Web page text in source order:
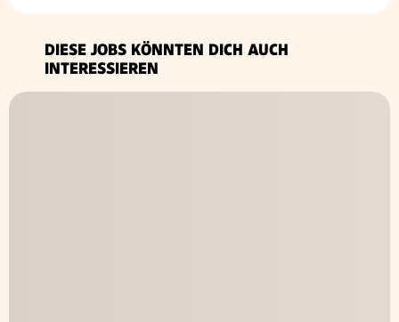
DIESE JOBS KÖNNTEN DICH AUCH
INTERESSIEREN